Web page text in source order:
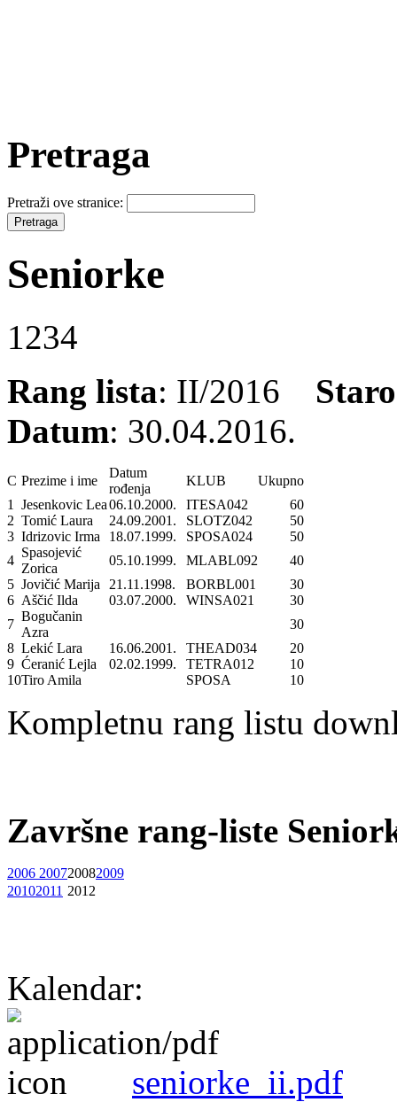
Pretraga
Pretraži ove stranice:
Seniorke
1234
Rang lista: II/2016
Datum: 30.04.2016.
C Prezime i ime
Datum
rođenja
KLUB
Ukupno
1
Jesenkovic Lea06.10.2000. ITESA042
60
2 Tomić Laura 24.09.2001. SLOTZ042
50
3 Idrizovic Irma 18.07.1999. SPOSA024
50
4
Spasojević
Zorica
05.10.1999. MLABL092
40
5 Jovičić Marija 21.11.1998. BORBL001
30
6 Aščić Ilda 03.07.2000. WINSA021
30
7
Bogučanin
Azra
30
8 Lekić Lara 16.06.2001. THEAD034
20
9 Ćeranić Lejla 02.02.1999. TETRA012
10
10Tiro Amila SPOSA 10
Kompletnu rang listu
Završne rang-liste
2006 200720082009
20102011 2012
Kalendar:
seniorke_ii.pdf